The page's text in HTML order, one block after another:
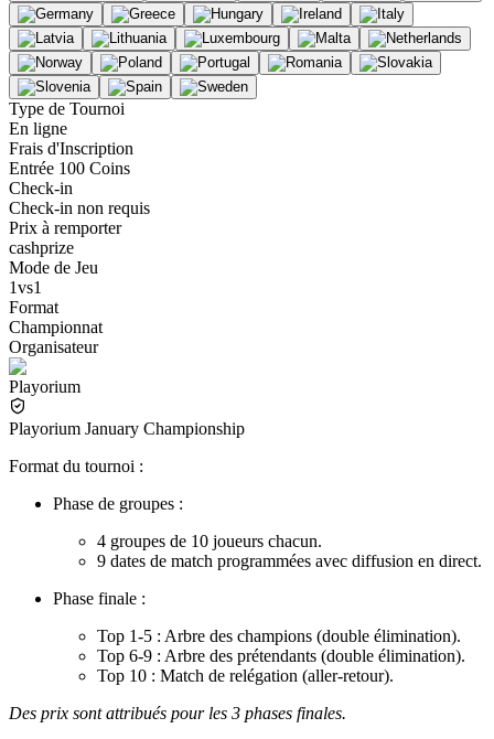
Type de Tournoi
En ligne
Frais d'Inscription
Entrée 100 Coins
Check-in
Check-in non requis
Prix à remporter
cashprize
Mode de Jeu
1vs1
Format
Championnat
Organisateur
Playorium
Playorium January Championship
Format du tournoi :
Phase de groupes :
4 groupes de 10 joueurs chacun.
9 dates de match programmées avec diffusion en direct.
Phase finale :
Top 1-5 : Arbre des champions (double élimination).
Top 6-9 : Arbre des prétendants (double élimination).
Top 10 : Match de relégation (aller-retour).
Des prix sont attribués pour les 3 phases finales.